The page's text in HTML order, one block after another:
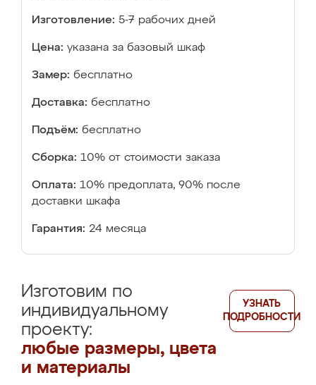
Изготовление: 5-7 рабочих дней
Цена: указана за базовый шкаф
Замер: бесплатно
Доставка: бесплатно
Подъём: бесплатно
Сборка: 10% от стоимости заказа
Оплата: 10% предоплата, 90% после
доставки шкафа
Гарантия: 24 месяца
Изготовим по
индивидуальному
проекту:
любые размеры, цвета
и материалы
УЗНАТЬ
ПОДРОБНОСТИ